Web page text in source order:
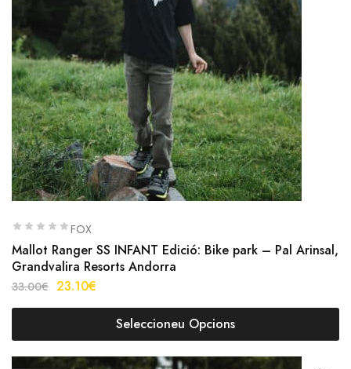
FOX
Mallot Ranger SS INFANT Edició: Bike park – Pal Arinsal,
Grandvalira Resorts Andorra
33.00€ 23.10€
Seleccioneu Opcions